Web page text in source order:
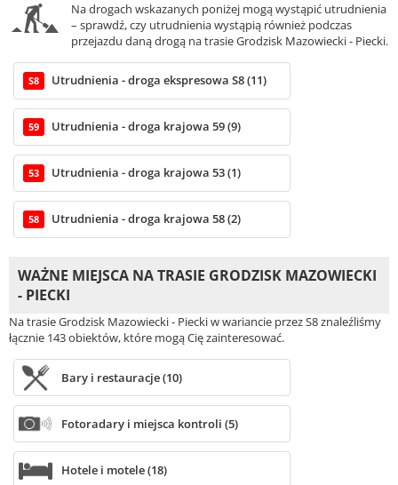
Na drogach wskazanych poniżej mogą wystąpić utrudnienia
– sprawdź, czy utrudnienia wystąpią również podczas
przejazdu daną drogą na trasie Grodzisk Mazowiecki - Piecki.
S8 Utrudnienia - droga ekspresowa S8 (11)
59 Utrudnienia - droga krajowa 59 (9)
53 Utrudnienia - droga krajowa 53 (1)
58 Utrudnienia - droga krajowa 58 (2)
WAŻNE MIEJSCA NA TRASIE GRODZISK MAZOWIECKI
- PIECKI
Na trasie Grodzisk Mazowiecki - Piecki w wariancie przez S8 znaleźliśmy
łącznie 143 obiektów, które mogą Cię zainteresować.
Bary i restauracje (10)
Fotoradary i miejsca kontroli (5)
Hotele i motele (18)